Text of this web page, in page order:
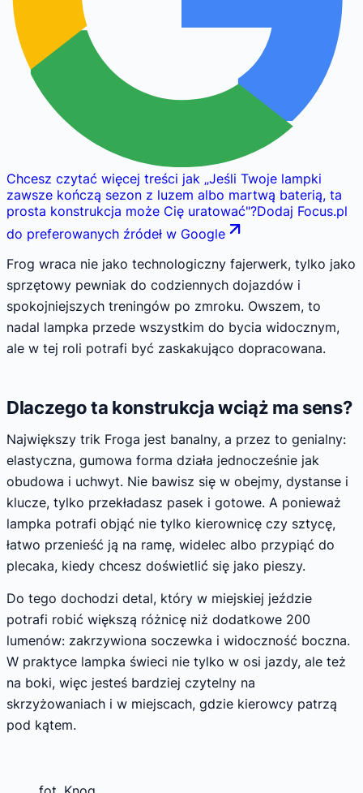
Chcesz czytać więcej treści jak „Jeśli Twoje lampki
zawsze kończą sezon z luzem albo martwą baterią, ta
prosta konstrukcja może Cię uratować"?Dodaj Focus.pl
do preferowanych źródeł w Google
Frog wraca nie jako technologiczny fajerwerk, tylko jako
sprzętowy pewniak do codziennych dojazdów i
spokojniejszych treningów po zmroku. Owszem, to
nadal lampka przede wszystkim do bycia widocznym,
ale w tej roli potrafi być zaskakująco dopracowana.
Dlaczego ta konstrukcja wciąż ma sens?
Największy trik Froga jest banalny, a przez to genialny:
elastyczna, gumowa forma działa jednocześnie jak
obudowa i uchwyt. Nie bawisz się w obejmy, dystanse i
klucze, tylko przekładasz pasek i gotowe. A ponieważ
lampka potrafi objąć nie tylko kierownicę czy sztycę,
łatwo przenieść ją na ramę, widelec albo przypiąć do
plecaka, kiedy chcesz doświetlić się jako pieszy.
Do tego dochodzi detal, który w miejskiej jeździe
potrafi robić większą różnicę niż dodatkowe 200
lumenów: zakrzywiona soczewka i widoczność boczna.
W praktyce lampka świeci nie tylko w osi jazdy, ale też
na boki, więc jesteś bardziej czytelny na
skrzyżowaniach i w miejscach, gdzie kierowcy patrzą
pod kątem.